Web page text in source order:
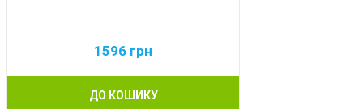
1596 грн
ДО КОШИКУ